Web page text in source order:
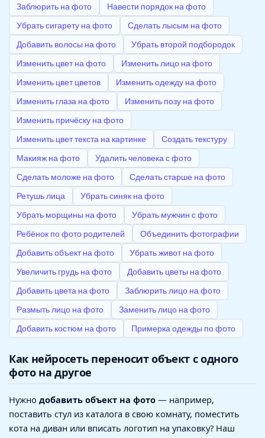
Заблюрить на фото
Навести порядок на фото
Убрать сигарету на фото
Сделать лысым на фото
Добавить волосы на фото
Убрать второй подбородок
Изменить цвет на фото
Изменить лицо на фото
Изменить цвет цветов
Изменить одежду на фото
Изменить глаза на фото
Изменить позу на фото
Изменить причёску на фото
Изменить цвет текста на картинке
Создать текстуру
Макияж на фото
Удалить человека с фото
Сделать моложе на фото
Сделать старше на фото
Ретушь лица
Убрать синяк на фото
Убрать морщины на фото
Убрать мужчин с фото
Ребёнок по фото родителей
Объединить фотографии
Добавить объект на фото
Убрать живот на фото
Увеличить грудь на фото
Добавить цветы на фото
Добавить цвета на фото
Заблюрить лицо на фото
Размыть лицо на фото
Заменить лицо на фото
Добавить костюм на фото
Примерка одежды по фото
Как нейросеть переносит объект с одного
фото на другое
Нужно добавить объект на фото — например,
поставить стул из каталога в свою комнату, поместить
кота на диван или вписать логотип на упаковку? Наш